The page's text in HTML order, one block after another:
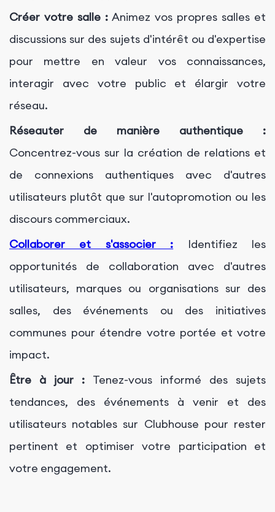
Créer votre salle : Animez vos propres salles et
discussions sur des sujets d'intérêt ou d'expertise
pour mettre en valeur vos connaissances,
interagir avec votre public et élargir votre
réseau.
Réseauter de manière authentique :
Concentrez-vous sur la création de relations et
de connexions authentiques avec d'autres
utilisateurs plutôt que sur l'autopromotion ou les
discours commerciaux.
Collaborer et s'associer : Identifiez les
opportunités de collaboration avec d'autres
utilisateurs, marques ou organisations sur des
salles, des événements ou des initiatives
communes pour étendre votre portée et votre
impact.
Être à jour : Tenez-vous informé des sujets
tendances, des événements à venir et des
utilisateurs notables sur Clubhouse pour rester
pertinent et optimiser votre participation et
votre engagement.